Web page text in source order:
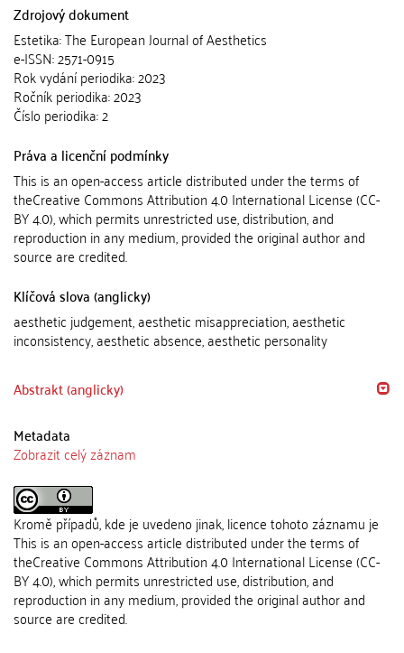
Zdrojový dokument
Estetika: The European Journal of Aesthetics
e-ISSN: 2571-0915
Rok vydání periodika: 2023
Ročník periodika: 2023
Číslo periodika: 2
Práva a licenční podmínky
This is an open-access article distributed under the terms of
theCreative Commons Attribution 4.0 International License (CC-
BY 4.0), which permits unrestricted use, distribution, and
reproduction in any medium, provided the original author and
source are credited.
Klíčová slova (anglicky)
aesthetic judgement, aesthetic misappreciation, aesthetic
inconsistency, aesthetic absence, aesthetic personality
Abstrakt (anglicky)
Metadata
Zobrazit celý záznam
Kromě případů, kde je uvedeno jinak, licence tohoto záznamu je
This is an open-access article distributed under the terms of
theCreative Commons Attribution 4.0 International License (CC-
BY 4.0), which permits unrestricted use, distribution, and
reproduction in any medium, provided the original author and
source are credited.